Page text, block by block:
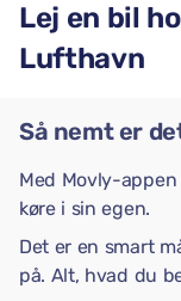
Lej en bil
Lufthavn
Så nemt er
Med Movly-
køre i sin egen.
Det er en smart
på. Alt, hvad du